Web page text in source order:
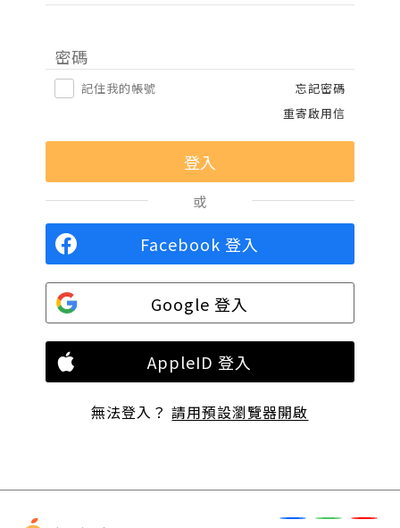
密碼
記住我的帳號
忘記密碼
重寄啟用信
或
Facebook 登入
Google 登入
AppleID 登入
無法登入？請用預設瀏覽器開啟